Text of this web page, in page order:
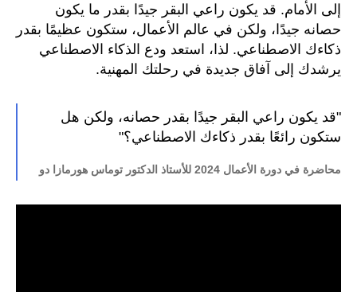
إلى الأمام. قد يكون راعي البقر جيدًا بقدر ما يكون
حصانه جيدًا، ولكن في عالم الأعمال، ستكون عظيمًا بقدر
ذكاءك الاصطناعي. لذا، استعد ودع الذكاء الاصطناعي
يرشدك إلى آفاق جديدة في رحلتك المهنية.
"قد يكون راعي البقر جيدًا بقدر حصانه، ولكن هل
ستكون رائعًا بقدر ذكاءك الاصطناعي؟"
محاضرة في دورة الأعمال 2024 للأستاذ الدكتور توماس هورمازا دو